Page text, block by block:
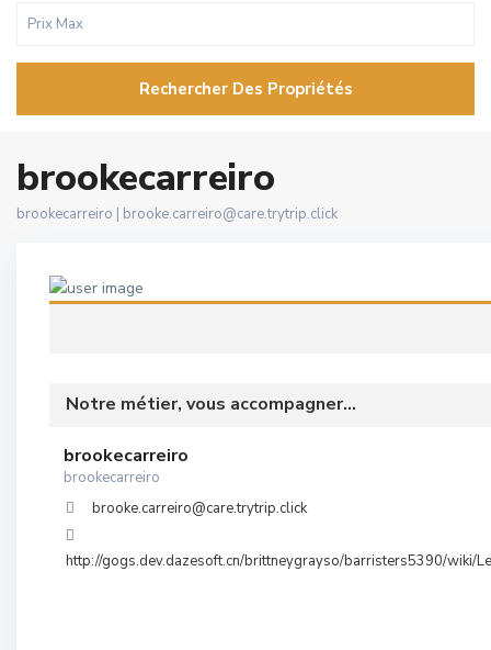
Rechercher Des Propriétés
brookecarreiro
brookecarreiro | brooke.carreiro@care.trytrip.click
Notre métier, vous accompagner...
brookecarreiro
brookecarreiro
brooke.carreiro@care.trytrip.click
http://gogs.dev.dazesoft.cn/brittneygrayso/barristers5390/wiki/